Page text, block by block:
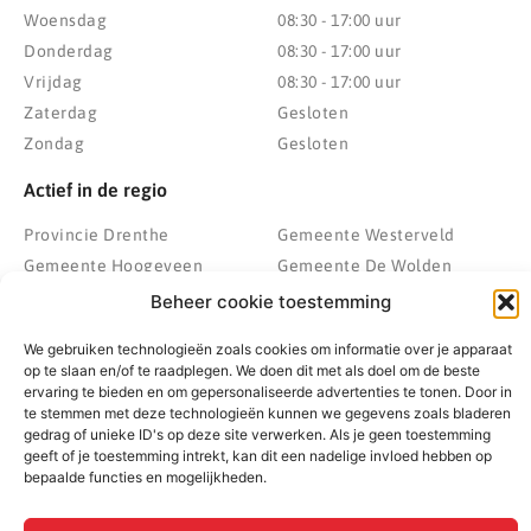
Beheer cookie toestemming
We gebruiken technologieën zoals cookies om informatie over je apparaat
op te slaan en/of te raadplegen. We doen dit met als doel om de beste
ervaring te bieden en om gepersonaliseerde advertenties te tonen. Door in
te stemmen met deze technologieën kunnen we gegevens zoals bladeren
gedrag of unieke ID's op deze site verwerken. Als je geen toestemming
geeft of je toestemming intrekt, kan dit een nadelige invloed hebben op
bepaalde functies en mogelijkheden.
Woensdag
Donderdag
Vrijdag
Zaterdag
Zondag
08:30 - 17:00 uur
08:30 - 17:00 uur
08:30 - 17:00 uur
Gesloten
Gesloten
Actief in de regio
Provincie Drenthe
Gemeente Hoogeveen
Gemeente Meppel
Gemeente Noordenveld
Gemeente Noordoostpolder
Gemeente Steenwijkerland
Gemeente Weststellingwerf
Gemeente Westerveld
Gemeente De Wolden
Zwolle
Kampen
Emmeloord
Wolvega